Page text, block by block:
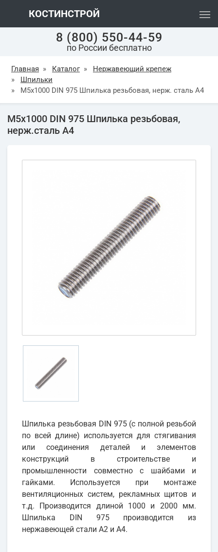
КОСТИНСТРОЙ
8 (800) 550-44-59
по России бесплатно
Главная » Каталог »
Нержавеющий крепеж
»
Шпильки
»
М5х1000 DIN 975 Шпилька резьбовая, нерж. сталь А4
М5х1000 DIN 975 Шпилька резьбовая,
нерж.сталь А4
Шпилька резьбовая DIN 975 (с полной резьбой
по всей длине) используется для стягивания
или соединения деталей и элементов
конструкций в строительстве и
промышленности совместно с шайбами и
гайками. Используется при монтаже
вентиляционных систем, рекламных щитов и
т.д. Производится длиной 1000 и 2000 мм.
Шпилька DIN 975 производится из
нержавеющей стали А2 и А4.